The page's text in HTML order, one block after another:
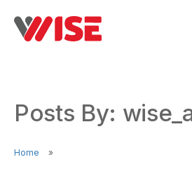
Servicii
Portofoliu
Posts By:
Home